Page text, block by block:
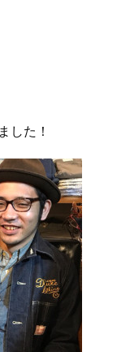
した！